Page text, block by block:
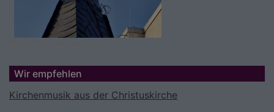
Wir empfehlen
Kirchenmusik aus der Christuskirche